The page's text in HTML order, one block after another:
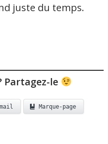
juste du temps.
Partagez-le
Marque-page